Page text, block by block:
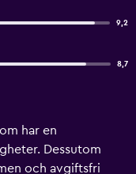
9,2
8,7
har en
Dessutom
och avgiftsfri